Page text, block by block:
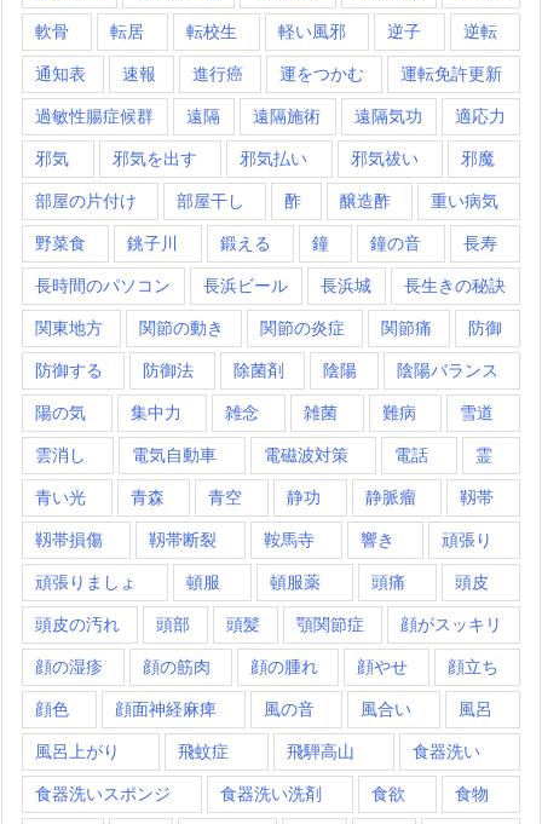
軟骨 転居 転校生 軽い風邪 逆子 逆転
通知表 速報 進行癌 運をつかむ 運転免許更新
過敏性腸症候群 遠隔 遠隔施術 遠隔気功 適応力
邪気 邪気を出す 邪気払い 邪気祓い 邪魔
部屋の片付け 部屋干し 酢 醸造酢 重い病気
野菜食 銚子川 鍛える 鐘 鐘の音 長寿
長時間のパソコン 長浜ビール 長浜城 長生きの秘訣
関東地方 関節の動き 関節の炎症 関節痛 防御
防御する 防御法 除菌剤 陰陽 陰陽バランス
陽の気 集中力 雑念 雑菌 難病 雪道
雲消し 電気自動車 電磁波対策 電話 霊
青い光 青森 青空 静功 静脈瘤 靱帯
靱帯損傷 靱帯断裂 鞍馬寺 響き 頑張り
頑張りましょ 頓服 頓服薬 頭痛 頭皮
頭皮の汚れ 頭部 頭髪 顎関節症 顔がスッキリ
顔の湿疹 顔の筋肉 顔の腫れ 顔やせ 顔立ち
顔色 顔面神経麻痺 風の音 風合い 風呂
風呂上がり 飛蚊症 飛騨高山 食器洗い
食器洗いスポンジ 食器洗い洗剤 食欲 食物